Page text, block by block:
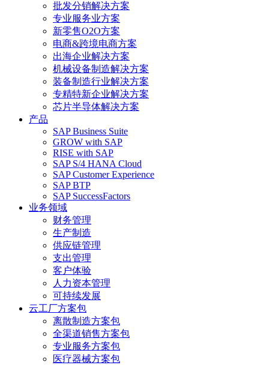
批发分销解决方案
专业服务业方案
新零售O2O方案
电商&跨境电商方案
出海企业解决方案
机械设备制造解决方案
装备制造行业解决方案
专精特新企业解决方案
芯片半导体解决方案
产品
SAP Business Suite
GROW with SAP
RISE with SAP
SAP S/4 HANA Cloud
SAP Customer Experience
SAP BTP
SAP SuccessFactors
业务领域
财务管理
生产制造
供应链管理
支出管理
客户体验
人力资本管理
可持续发展
云工厂方案包
离散制造方案包
全渠道销售方案包
专业服务方案包
医疗器械方案包